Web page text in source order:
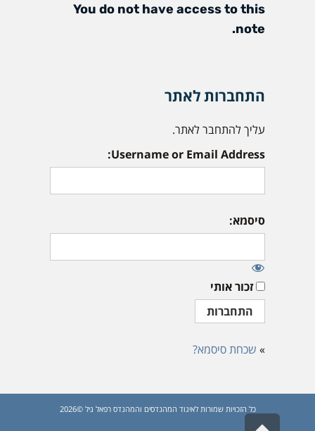
You do not have access to this
note.
התחברות לאתר
עליך להתחבר לאתר.
Username or Email Address:
סיסמא:
זכור אותי
» שכחת סיסמא?
כל הזכויות שמורות לאיגוד המהנדסים והמהנדס רפאל גיל ©2026